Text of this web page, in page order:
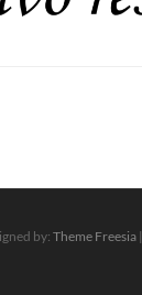
by: Theme Freesia|